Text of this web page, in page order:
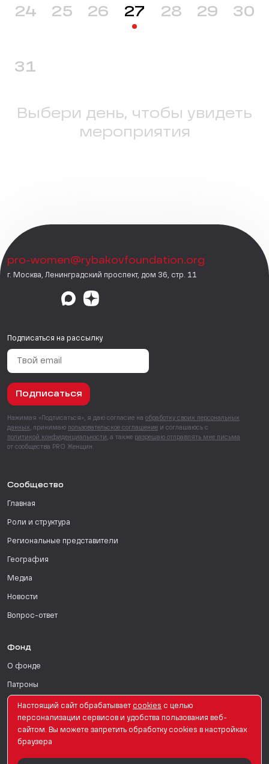
24 25 26 27 28 29 30
31
Выбери день, чтобы увидеть
мероприятия
pro-women@rybakovfoundation.org
г. Москва, Ленинградский проспект, дом 36, стр. 11
Подписаться на рассылку
Подписаться
Нажимая «Подписаться», я даю согласие на обработку своих персональных
данных , принимаю пользовательское соглашение и соглашаюсь с
политикой конфиденциальности , а также разрешаю отправлять мне письма
от сообщества PRO Женщин.
Сообщество
Главная
Роли и структура
Региональные представители
География
Медиа
Новости
Вопрос-ответ
Фонд
О фонде
Патроны
Поддержать
Для СМИ
Настоящий сайт обрабатывает сookies с целью
персонализации сервисов и удобства пользования веб-
сайтом. Вы можете запретить обработку сookies в настройках
браузера